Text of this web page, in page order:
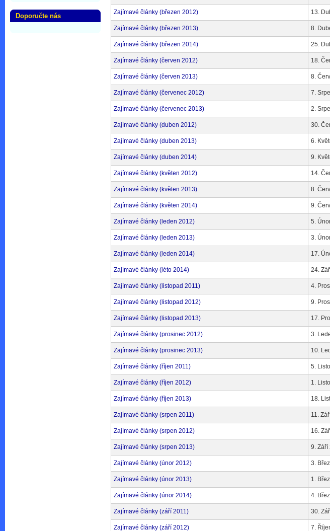
Zajímavé články (březen 2012) 13.
Zajímavé články (březen 2013) 8.
Zajímavé články (březen 2014) 25.
Zajímavé články (červen 2012) 18.
Zajímavé články (červen 2013) 8.
Zajímavé články (červenec 2012) 7.
Zajímavé články (červenec 2013) 2.
Zajímavé články (duben 2012) 30.
Zajímavé články (duben 2013) 6.
Zajímavé články (duben 2014) 9.
Zajímavé články (květen 2012) 14.
Zajímavé články (květen 2013) 8.
Zajímavé články (květen 2014) 9.
Zajímavé články (leden 2012) 5.
Zajímavé články (leden 2013) 3.
Zajímavé články (leden 2014) 17.
Zajímavé články (léto 2014) 24.
Zajímavé články (listopad 2011) 4.
Zajímavé články (listopad 2012) 9.
Zajímavé články (listopad 2013) 17.
Zajímavé články (prosinec 2012) 3.
Zajímavé články (prosinec 2013) 10.
Zajímavé články (říjen 2011) 5.
Zajímavé články (říjen 2012) 1.
Zajímavé články (říjen 2013) 18.
Zajímavé články (srpen 2011) 11.
Zajímavé články (srpen 2012) 16.
Zajímavé články (srpen 2013) 9. Září
Zajímavé články (únor 2012) 3.
Zajímavé články (únor 2013) 1.
Zajímavé články (únor 2014) 4.
Zajímavé články (září 2011) 30.
Zajímavé články (září 2012) 7.
Doporučte nás